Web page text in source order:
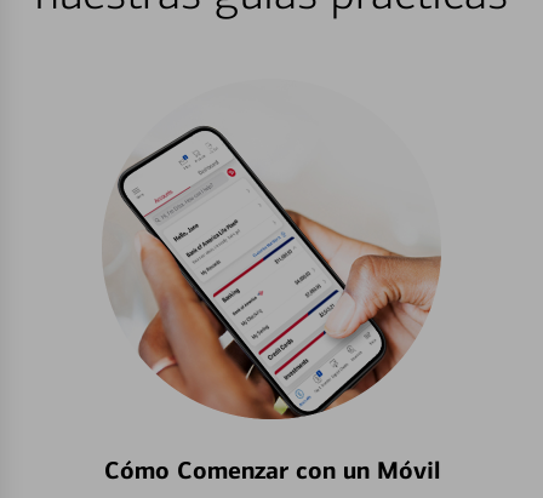
Cómo Comenzar con un Móvil